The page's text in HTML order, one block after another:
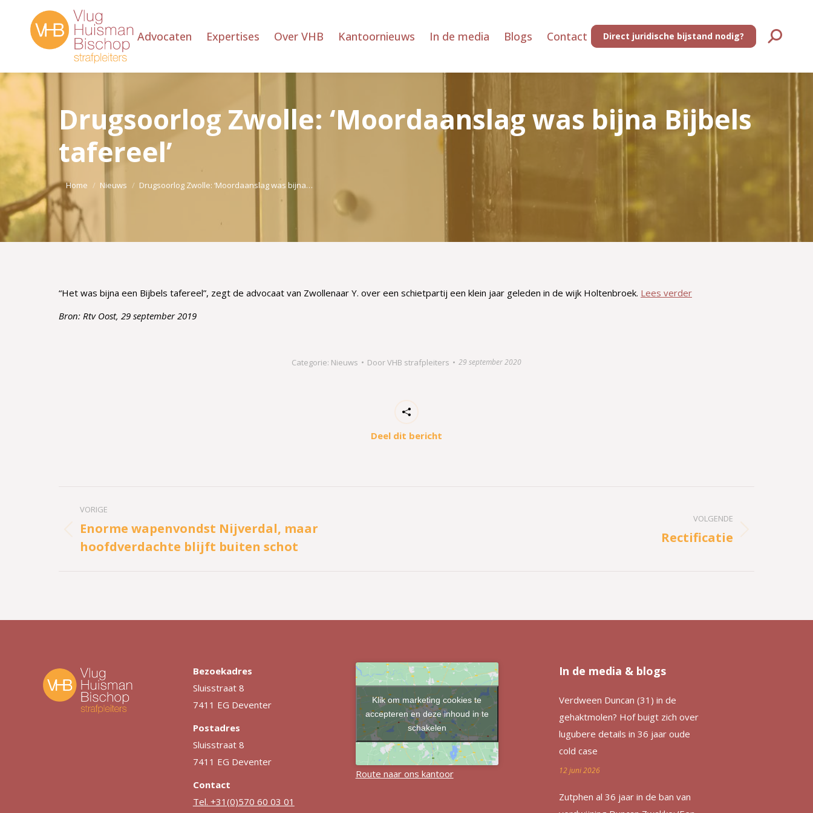
Advocaten Expertises Over VHB Kantoornieuws In de media Blogs Contact Direct juridische bijstand nodig? Zoeken:
Drugsoorlog Zwolle: ‘Moordaanslag was bijna Bijbels
tafereel’
Home Nieuws Drugsoorlog Zwolle: ‘Moordaanslag was bijna…
“Het was bijna een Bijbels tafereel”, zegt de advocaat van Zwollenaar Y. over een schietpartij een klein jaar geleden in de wijk Holtenbroek. Lees verder
Bron: Rtv Oost, 29 september 2019
Categorie: Nieuws DoorVHB strafpleiters 29 september 2020
Deel dit bericht
navigatie
VORIGE
Vorig
bericht
Enorme wapenvondst Nijverdal, maar
hoofdverdachte blijft buiten schot
VOLGENDE
Rectificatie
Bezoekadres
Sluisstraat 8
7411 EG Deventer
Postadres
Sluisstraat 8
7411 EG Deventer
Contact
Tel. +31(0)570 60 03 01
Klik om marketing cookies te
accepteren en deze inhoud in te
schakelen
Route naar ons kantoor
In de media & blogs
Verdween Duncan (31) in de
gehaktmolen? Hof buigt zich over
lugubere details in 36 jaar oude
cold case
12 juni 2026
Zutphen al 36 jaar in de ban van